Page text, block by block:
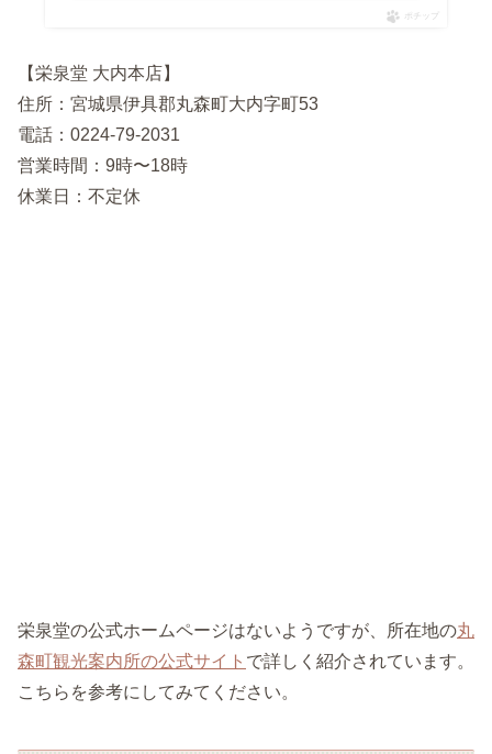
ポチップ
【栄泉堂 大内本店】
住所：宮城県伊具郡丸森町大内字町53
電話：0224-79-2031
営業時間：9時〜18時
休業日：不定休
栄泉堂の公式ホームページはないようですが、所在地の丸
森町観光案内所の公式サイト で詳しく紹介されています。
こちらを参考にしてみてください。